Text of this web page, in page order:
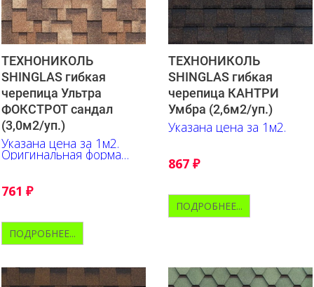
ТЕХНОНИКОЛЬ
SHINGLAS гибкая
черепица Ультра
ФОКСТРОТ сандал
(3,0м2/уп.)
Указана цена за 1м2.
Оригинальная форма
гонта, выгодно
оттенков, их переливы и
контрастные акценты.
761 ₽
ПОДРОБНЕЕ...
ТЕХНОНИКОЛЬ
SHINGLAS гибкая
черепица КАНТРИ
Умбра (2,6м2/уп.)
Указана цена за 1м2.
867 ₽
ПОДРОБНЕЕ...